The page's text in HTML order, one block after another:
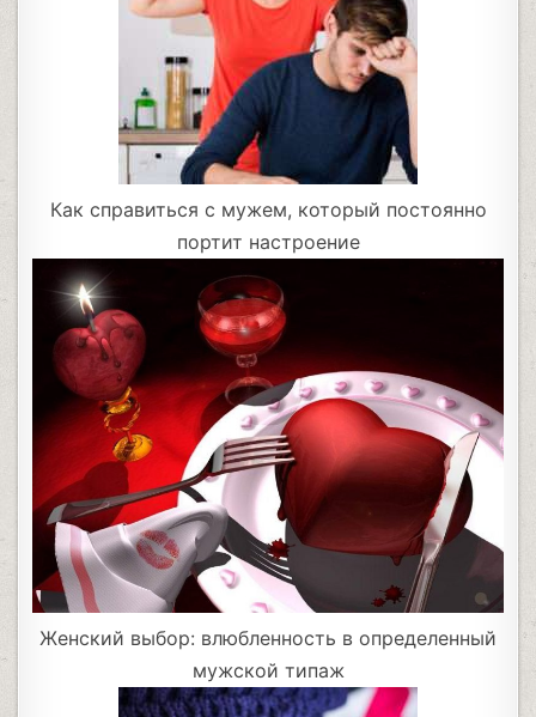
Как справиться с мужем, который постоянно
портит настроение
Женский выбор: влюбленность в определенный
мужской типаж